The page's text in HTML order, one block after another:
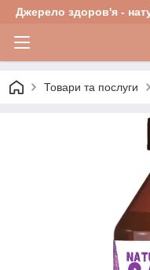
Джерело здоров'я -
Товари та послуги